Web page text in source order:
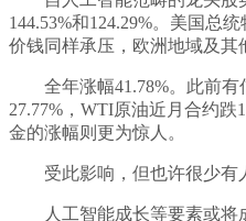
144.53%和124.29%。美国总
价钱同样承压，欧洲地域及其
全年涨幅41.78%。此前有信
27.77%，WTI原油近月合约
金的涨幅则更为惊人。
受此影响，但也许很少有人
人工智能成长等要素或将成